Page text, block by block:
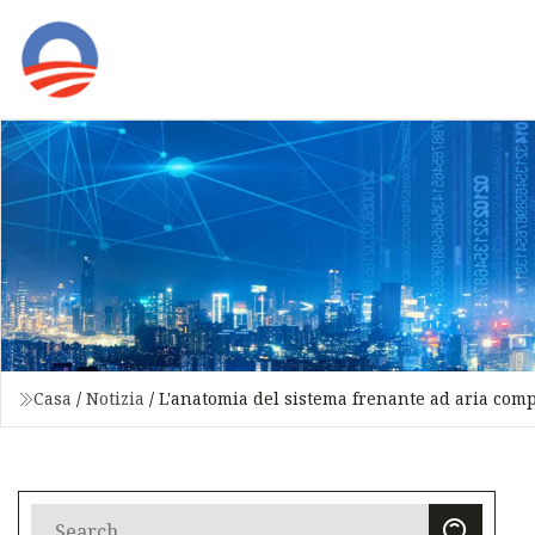
Casa / Notizia / L'anatomia del sistema frenante ad aria